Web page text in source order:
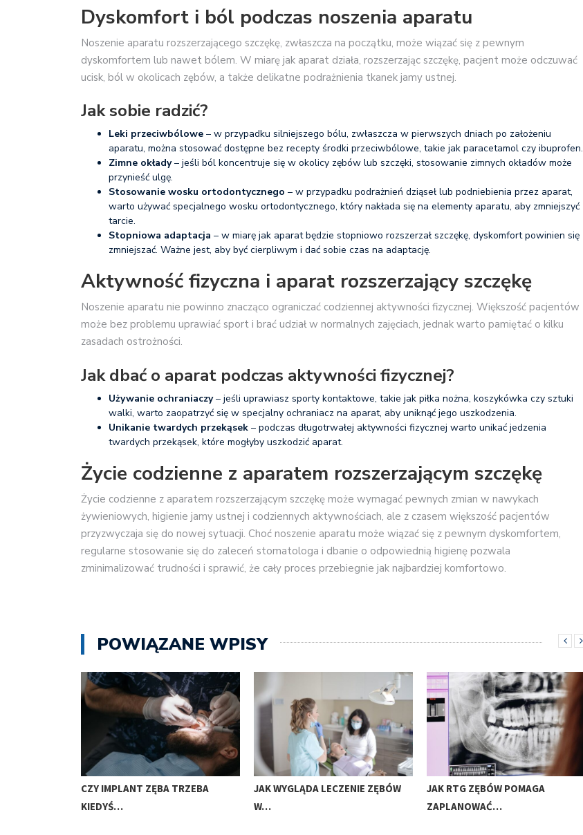
Dyskomfort i ból podczas noszenia aparatu
Noszenie aparatu rozszerzającego szczękę, zwłaszcza na początku, może wiązać się z pewnym
dyskomfortem lub nawet bólem. W miarę jak aparat działa, rozszerzając szczękę, pacjent może odczuwać
ucisk, ból w okolicach zębów, a także delikatne podrażnienia tkanek jamy ustnej.
Jak sobie radzić?
Leki przeciwbólowe – w przypadku silniejszego bólu, zwłaszcza w pierwszych dniach po założeniu
aparatu, można stosować dostępne bez recepty środki przeciwbólowe, takie jak paracetamol czy ibuprofen.
Zimne okłady– jeśli ból koncentruje się w okolicy zębów lub szczęki, stosowanie zimnych okładów może
przynieść ulgę.
Stosowanie wosku ortodontycznego – w przypadku podrażnień dziąseł lub podniebienia przez aparat,
warto używać specjalnego wosku ortodontycznego, który nakłada się na elementy aparatu, aby zmniejszyć
tarcie.
Stopniowa adaptacja – w miarę jak aparat będzie stopniowo rozszerzał szczękę, dyskomfort powinien się
zmniejszać. Ważne jest, aby być cierpliwym i dać sobie czas na adaptację.
Aktywność fizyczna i aparat rozszerzający szczękę
Noszenie aparatu nie powinno znacząco ograniczać codziennej aktywności fizycznej. Większość pacjentów
może bez problemu uprawiać sport i brać udział w normalnych zajęciach, jednak warto pamiętać o kilku
zasadach ostrożności.
Jak dbać o aparat podczas aktywności fizycznej?
Używanie ochraniaczy– jeśli uprawiasz sporty kontaktowe, takie jak piłka nożna, koszykówka czy sztuki
walki, warto zaopatrzyć się w specjalny ochraniacz na aparat, aby uniknąć jego uszkodzenia.
Unikanie twardych przekąsek – podczas długotrwałej aktywności fizycznej warto unikać jedzenia
twardych przekąsek, które mogłyby uszkodzić aparat.
Życie codzienne z aparatem rozszerzającym szczękę
Życie codzienne z aparatem rozszerzającym szczękę może wymagać pewnych zmian w nawykach
żywieniowych, higienie jamy ustnej i codziennych aktywnościach, ale z czasem większość pacjentów
przyzwyczaja się do nowej sytuacji. Choć noszenie aparatu może wiązać się z pewnym dyskomfortem,
regularne stosowanie się do zaleceń stomatologa i dbanie o odpowiednią higienę pozwala
zminimalizować trudności i sprawić, że cały proces przebiegnie jak najbardziej komfortowo.
POWIĄZANE WPISY
CZY IMPLANT ZĘBA TRZEBA
KIEDYŚ…
JAK WYGLĄDA LECZENIE ZĘBÓW
W…
JAK RTG ZĘBÓW POMAGA
ZAPLANOWAĆ…